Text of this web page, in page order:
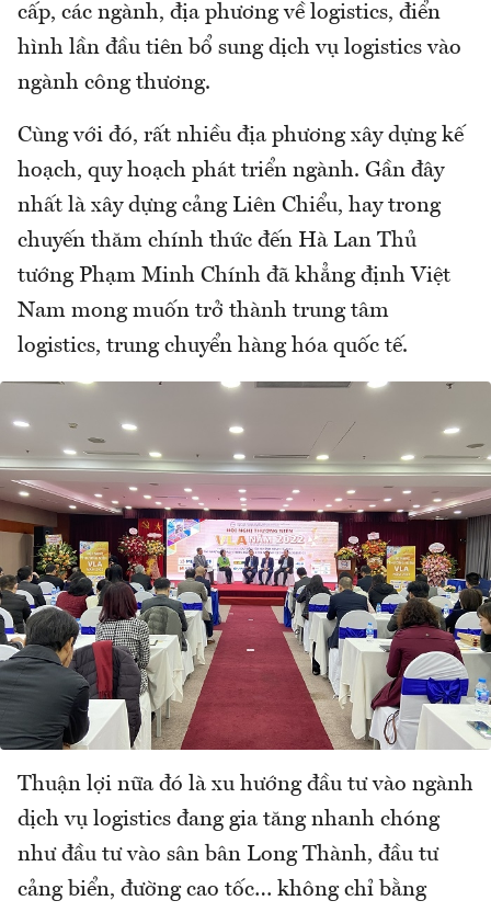
cấp, các ngành, địa phương về logistics, điển
hình lần đầu tiên bổ sung dịch vụ logistics vào
ngành công thương.
Cùng với đó, rất nhiều địa phương xây dựng kế
hoạch, quy hoạch phát triển ngành. Gần đây
nhất là xây dựng cảng Liên Chiểu, hay trong
chuyến thăm chính thức đến Hà Lan Thủ
tướng Phạm Minh Chính đã khẳng định Việt
Nam mong muốn trở thành trung tâm
logistics, trung chuyển hàng hóa quốc tế.
Thuận lợi nữa đó là xu hướng đầu tư vào ngành
dịch vụ logistics đang gia tăng nhanh chóng
như đầu tư vào sân bân Long Thành, đầu tư
cảng biển, đường cao tốc… không chỉ bằng